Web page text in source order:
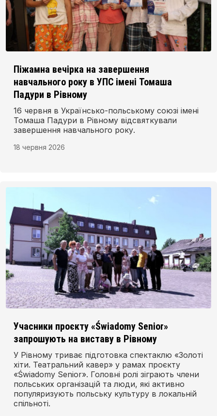
Піжамна вечірка на завершення
навчального року в УПС імені Томаша
Падури в Рівному
16 червня в Українсько-польському союзі імені
Томаша Падури в Рівному відсвяткували
завершення навчального року.
18 червня 2026
Учасники проєкту «Świadomy Senior»
запрошують на виставу в Рівному
У Рівному триває підготовка спектаклю «Золоті
хіти. Театральний кавер» у рамах проєкту
«Świadomy Senior». Головні ролі зіграють члени
польських організацій та люди, які активно
популяризують польську культуру в локальній
спільноті.